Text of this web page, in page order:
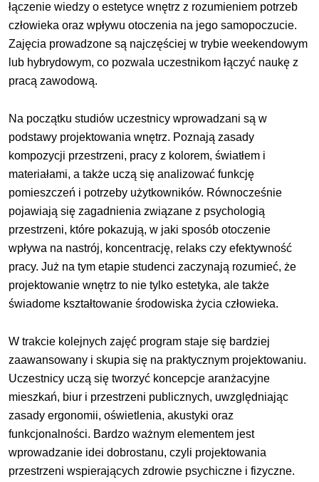
łączenie wiedzy o estetyce wnętrz z rozumieniem potrzeb
człowieka oraz wpływu otoczenia na jego samopoczucie.
Zajęcia prowadzone są najczęściej w trybie weekendowym
lub hybrydowym, co pozwala uczestnikom łączyć naukę z
pracą zawodową.
Na początku studiów uczestnicy wprowadzani są w
podstawy projektowania wnętrz. Poznają zasady
kompozycji przestrzeni, pracy z kolorem, światłem i
materiałami, a także uczą się analizować funkcję
pomieszczeń i potrzeby użytkowników. Równocześnie
pojawiają się zagadnienia związane z psychologią
przestrzeni, które pokazują, w jaki sposób otoczenie
wpływa na nastrój, koncentrację, relaks czy efektywność
pracy. Już na tym etapie studenci zaczynają rozumieć, że
projektowanie wnętrz to nie tylko estetyka, ale także
świadome kształtowanie środowiska życia człowieka.
W trakcie kolejnych zajęć program staje się bardziej
zaawansowany i skupia się na praktycznym projektowaniu.
Uczestnicy uczą się tworzyć koncepcje aranżacyjne
mieszkań, biur i przestrzeni publicznych, uwzględniając
zasady ergonomii, oświetlenia, akustyki oraz
funkcjonalności. Bardzo ważnym elementem jest
wprowadzanie idei dobrostanu, czyli projektowania
przestrzeni wspierających zdrowie psychiczne i fizyczne.